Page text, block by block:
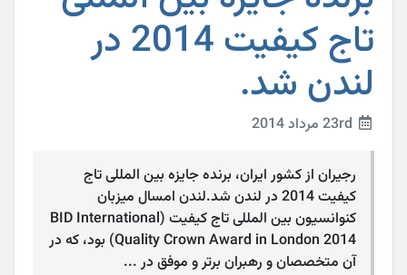
تاج کیفیت 2014 در
لندن شد.
رجیران از کشور ایران، برنده جایزه بین المللی تاج
کیفیت 2014 در لندن شد.لندن امسال میزبان
کنوانسیون بین المللی تاج کیفیت (BID International
Quality Crown Award in London 2014) بود، که در
آن متخصصان و رهبران برتر و موفق در ...